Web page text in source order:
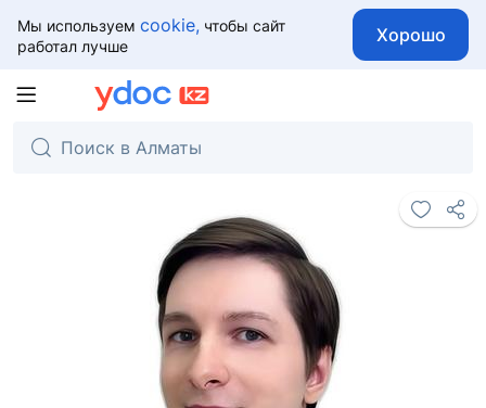
Мы используем cookie, чтобы сайт
работал лучше
Хорошо